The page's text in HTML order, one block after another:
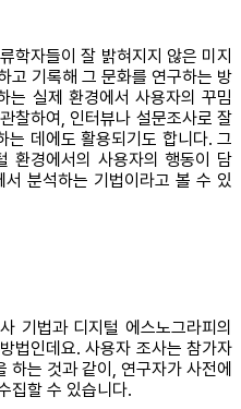
자들이 잘 밝혀지지 않은 미지
고 기록해 그 문화를 연구하는 방
는 실제 환경에서 사용자의 꾸밈
찰하여, 인터뷰나 설문조사로 잘
는 데에도 활용되기도 합니다. 그
환경에서의 사용자의 행동이 담
분석하는 기법이라고 볼 수 있
기법과 디지털 에스노그라피의
법인데요. 사용자 조사는 참가자
하는 것과 같이, 연구자가 사전에
집할 수 있습니다.